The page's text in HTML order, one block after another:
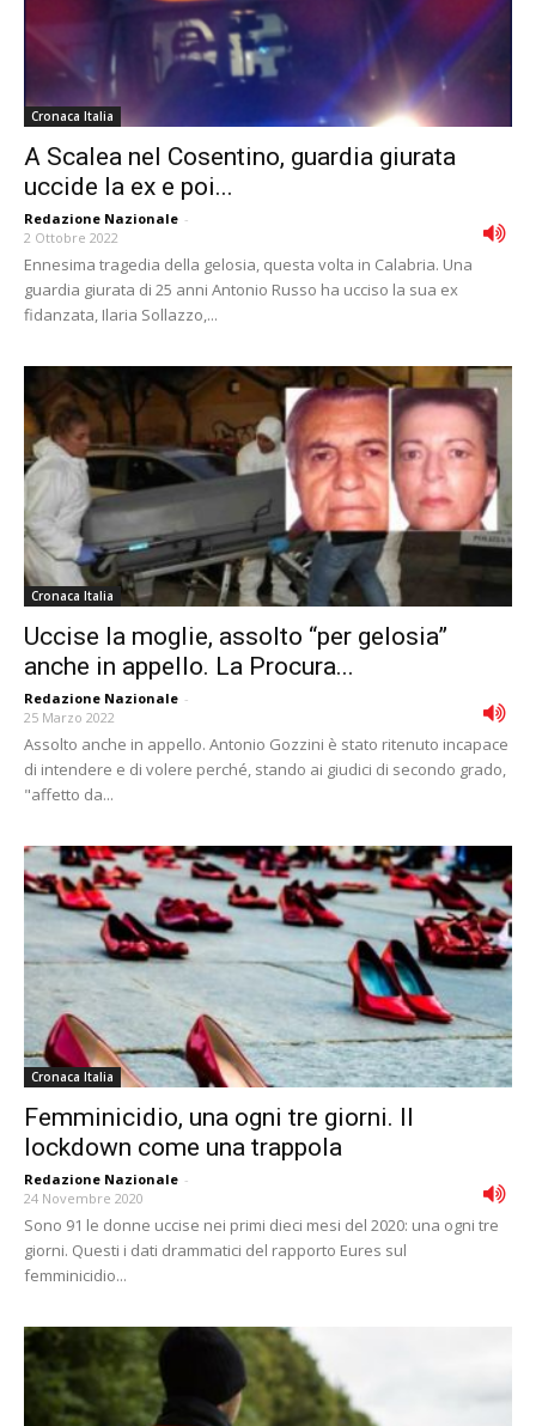
Cronaca Italia
A Scalea nel Cosentino, guardia giurata
uccide la ex e poi...
Redazione Nazionale -
2 Ottobre 2022
Ennesima tragedia della gelosia, questa volta in Calabria. Una
guardia giurata di 25 anni Antonio Russo ha ucciso la sua ex
fidanzata, Ilaria Sollazzo,...
Cronaca Italia
Uccise la moglie, assolto “per gelosia”
anche in appello. La Procura...
Redazione Nazionale -
25 Marzo 2022
Assolto anche in appello. Antonio Gozzini è stato ritenuto incapace
di intendere e di volere perché, stando ai giudici di secondo grado,
"affetto da...
Cronaca Italia
Femminicidio, una ogni tre giorni. Il
lockdown come una trappola
Redazione Nazionale -
24 Novembre 2020
Sono 91 le donne uccise nei primi dieci mesi del 2020: una ogni tre
giorni. Questi i dati drammatici del rapporto Eures sul
femminicidio...